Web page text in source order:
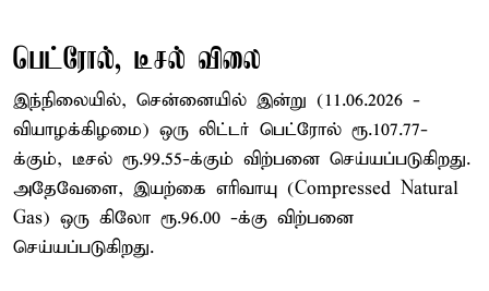
பெட்ரோல், டீசல் விலை
இந்நிலையில், சென்னையில் இன்று (11.06.2026 -
வியாழக்கிழமை) ஒரு லிட்டர் பெட்ரோல் ரூ.107.77-
க்கும், டீசல் ரூ.99.55-க்கும் விற்பனை செய்யப்படுகிறது.
அதேவேளை, இயற்கை எரிவாயு (Compressed Natural
Gas) ஒரு கிலோ ரூ.96.00 -க்கு விற்பனை
செய்யப்படுகிறது.